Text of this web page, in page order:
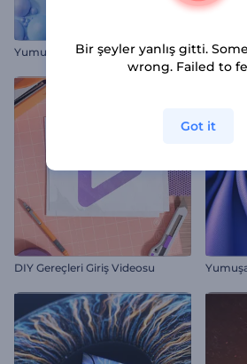
Yumuşak Toplar Logo Gösterimi
DIY Gereçleri Giriş Videosu
Bir şeyler yanlış gitti.
wrong. Failed to
Got it